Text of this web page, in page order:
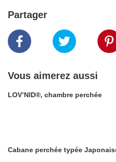
Partager
Vous aimerez aussi
LOV’NID®, chambre perchée
Cabane perchée typée